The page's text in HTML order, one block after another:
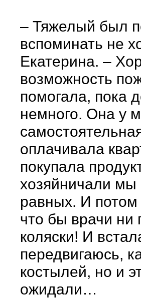
– Тяжелый был
вспоминать не
Екатерина. –
возможность
помогала, пока
немного. Она у
оплачивала
покупала
хозяйничали мы
равных. И
что бы врачи ни
коляски! И
передвигаюсь,
костылей, но и
ожидали…